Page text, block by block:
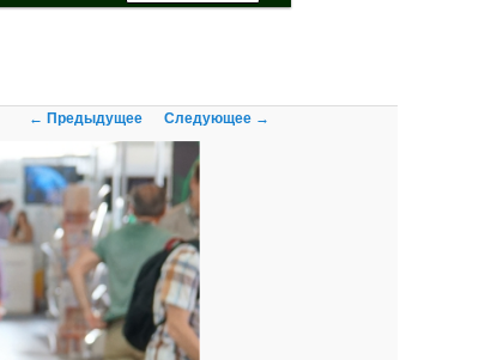
Навигация по
изображениям
← Предыдущее Следующее →